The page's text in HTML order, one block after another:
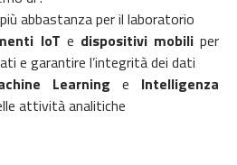
abbastanza per il laboratorio
IoT e dispositivi mobiliper
e garantire l’integrità dei dati
Learning e Intelligenza
attività analitiche